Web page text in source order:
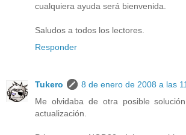
cualquiera ayuda será bienvenida.
Saludos a todos los lectores.
Responder
Tukero
8 de enero de 2008 a las
Me olvidaba de otra posible
actualización.